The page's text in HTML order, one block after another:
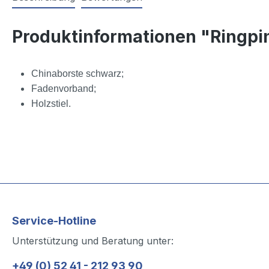
Produktinformationen
Chinaborste schwarz;
Fadenvorband;
Holzstiel.
Service-Hotline
Unterstützung und Beratung unter:
+49 (0) 52 41 - 212 93 90